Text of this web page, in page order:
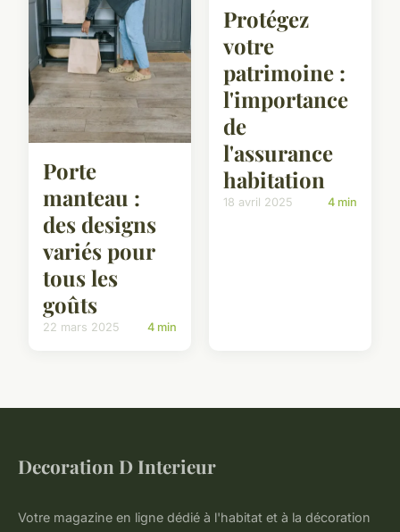
Porte
manteau :
des designs
variés pour
tous les
goûts
22 mars 2025 4 min
Protégez
votre
patrimoine :
l'importance
de
l'assurance
habitation
18 avril 2025 4 min
Decoration D Interieur
Votre magazine en ligne dédié à l'habitat et à la décoration